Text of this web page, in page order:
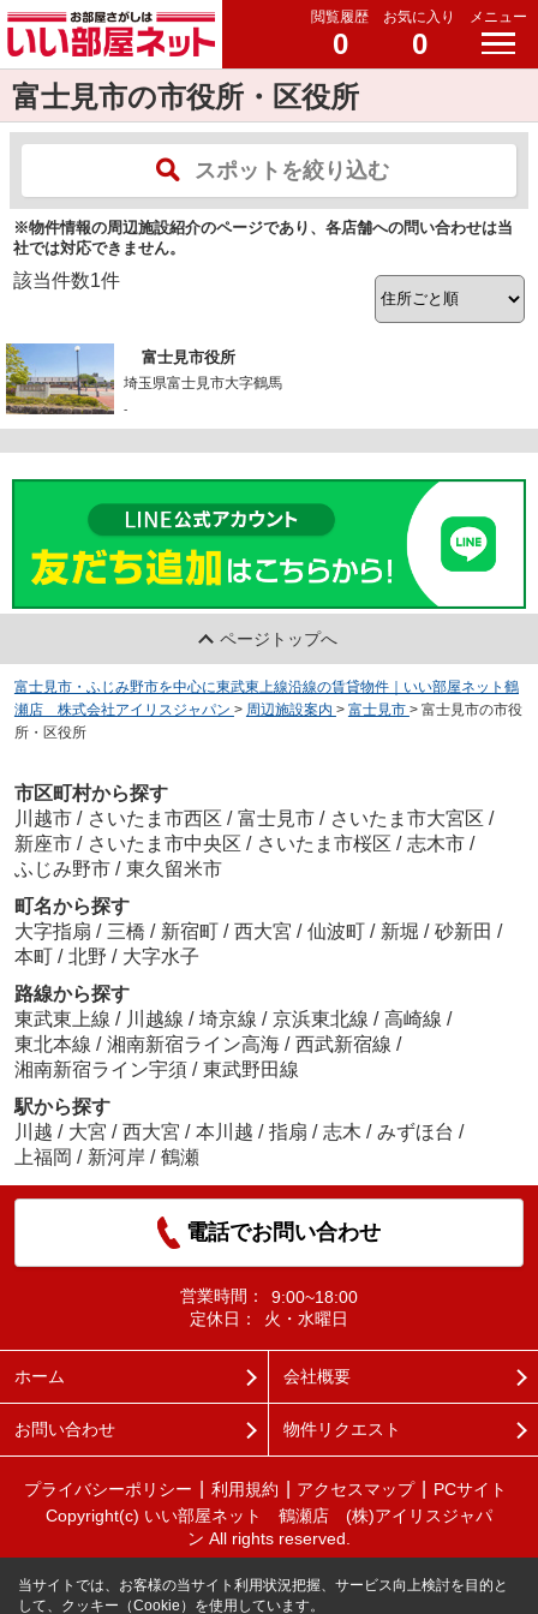
閲覧履歴
0
お気に入り
0
メニュー
富士見市の市役所・区役所
スポットを絞り込む
※物件情報の周辺施設紹介のページであり、各店舗への問い合わせは当
社では対応できません。
該当件数1件
富士見市役所
埼玉県富士見市大字鶴馬
-
ページトップへ
富士見市・ふじみ野市を中心に東武東上線沿線の賃貸物件｜いい部屋ネット鶴
瀬店 株式会社アイリスジャパン > 周辺施設案内 > 富士見市 > 富士見市の市役
所・区役所
市区町村から探す
川越市 / さいたま市西区 / 富士見市 / さいたま市大宮区 /
新座市 / さいたま市中央区 / さいたま市桜区 / 志木市 /
ふじみ野市 / 東久留米市
町名から探す
大字指扇 / 三橋 / 新宿町 / 西大宮 / 仙波町 / 新堀 / 砂新田 /
本町 / 北野 / 大字水子
路線から探す
東武東上線 / 川越線 / 埼京線 / 京浜東北線 / 高崎線 /
東北本線 / 湘南新宿ライン高海 / 西武新宿線 /
湘南新宿ライン宇須 / 東武野田線
駅から探す
川越 / 大宮 / 西大宮 / 本川越 / 指扇 / 志木 / みずほ台 /
上福岡 / 新河岸 / 鶴瀬
電話でお問い合わせ
営業時間：
9:00~18:00
定休日：
火・水曜日
ホーム 会社概要
お問い合わせ 物件リクエスト
プライバシーポリシー 利用規約 アクセスマップ
PCサイト
Copyright(c) いい部屋ネット 鶴瀬店 (株)アイリスジャパ
ン All rights reserved.
当サイトでは、お客様の当サイト利用状況把握、サービス向上検討を目的と
して、クッキー（Cookie）を使用しています。